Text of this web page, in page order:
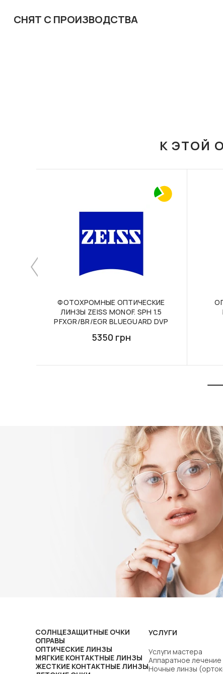
СНЯТ С ПРОИЗВОДСТВА
К ЭТОЙ
ФОТОХРОМНЫЕ ОПТИЧЕСКИЕ
ЛИНЗЫ ZEISS MONOF. SPH 1.5
PFXGR/BR/EGR BLUEGUARD DVP
5350 грн
СОЛНЦЕЗАЩИТНЫЕ ОЧКИ
ОПРАВЫ
ОПТИЧЕСКИЕ ЛИНЗЫ
МЯГКИЕ КОНТАКТНЫЕ ЛИНЗЫ
ЖЕСТКИЕ КОНТАКТНЫЕ ЛИНЗЫ
УСЛУГИ
Услуги мастера
Аппаратное
Ночные линзы